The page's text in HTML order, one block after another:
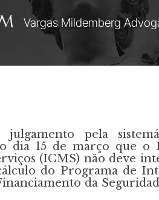
Vargas Mildemberg
pela
dia 15 de março que o
(ICMS) não deve
do Programa de
da